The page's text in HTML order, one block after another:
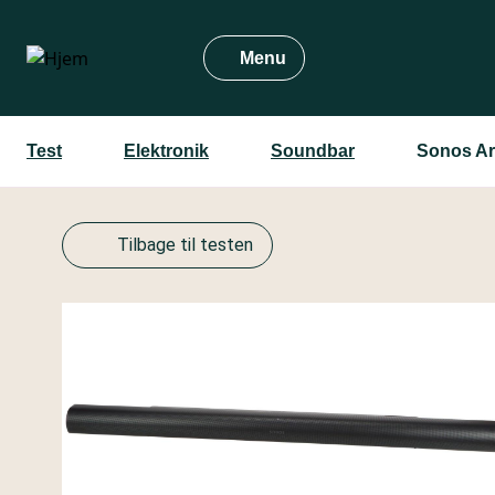
hovedindhold
Menu
Test Elektronik Soundbar Sonos
Tilbage til testen